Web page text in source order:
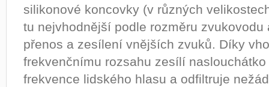
silikonové koncovky (v různých
tu nejvhodnější podle rozměru
přenos a zesílení vnějších zvuků. Díky
frekvenčnímu rozsahu zesílí
frekvence lidského hlasu a odfiltruje